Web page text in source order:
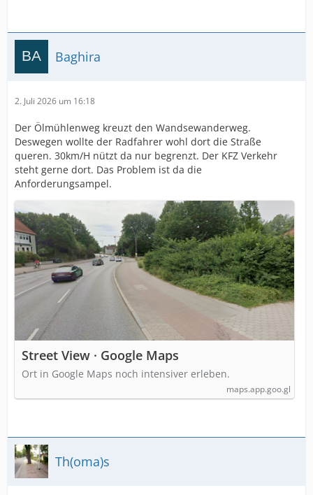
Baghira
2. Juli 2026 um 16:18
Der Ölmühlenweg kreuzt den Wandsewanderweg.
Deswegen wollte der Radfahrer wohl dort die Straße
queren. 30km/H nützt da nur begrenzt. Der KFZ Verkehr
steht gerne dort. Das Problem ist da die
Anforderungsampel.
Street View · Google Maps
Ort in Google Maps noch intensiver erleben.
maps.app.goo.gl
Th(oma)s